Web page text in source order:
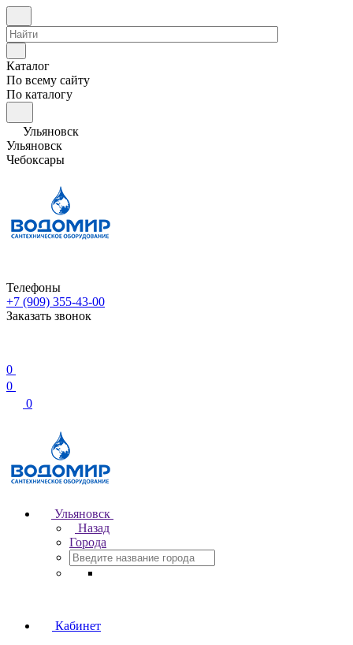
Каталог
По всему сайту
По каталогу
Ульяновск
Ульяновск
Чебоксары
Телефоны
+7 (909) 355-43-00
Заказать звонок
0
0
0
Ульяновск
Назад
Города
Кабинет